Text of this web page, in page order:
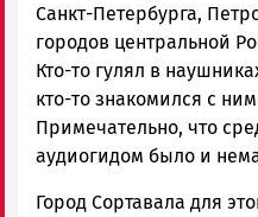
Санкт-Петербурга,
городов центральной
Кто-то гулял в
кто-то знакомился с
Примечательно, что
аудиогидом было и
Город Сортавала для